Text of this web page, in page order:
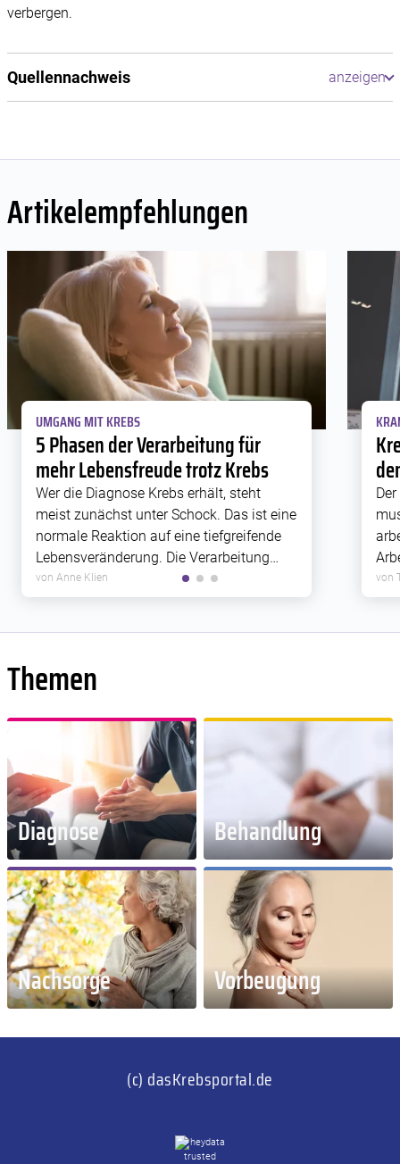
verbergen.
Quellennachweis
Artikelempfehlungen
UMGANG MIT KREBS
5 Phasen der Verarbeitung für
mehr Lebensfreude trotz Krebs
Wer die Diagnose Krebs erhält, steht
meist zunächst unter Schock. Das ist eine
normale Reaktion auf eine tiefgreifende
Lebensveränderung. Die Verarbeitung
einer Krebserkrankung verläuft bei jedem
Menschen anders und benötigt Zeit.
von Anne Klien von
Themen
Diagnose Behandlung
Nachsorge Vorbeugung
(c) dasKrebsportal.de